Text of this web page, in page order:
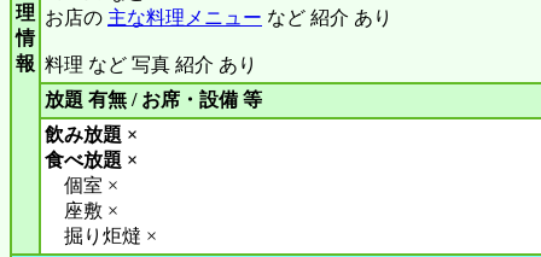
理
情
報
お店の 主な料理メニュー など 紹介 あり
料理 など 写真 紹介 あり
放題 有無 / お席・設備 等
飲み放題 ×
食べ放題 ×
個室 ×
座敷 ×
掘り炬燵 ×